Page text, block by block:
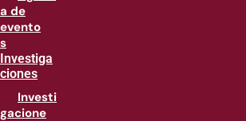
a de
evento
s
Investiga
ciones
Investi
gacione